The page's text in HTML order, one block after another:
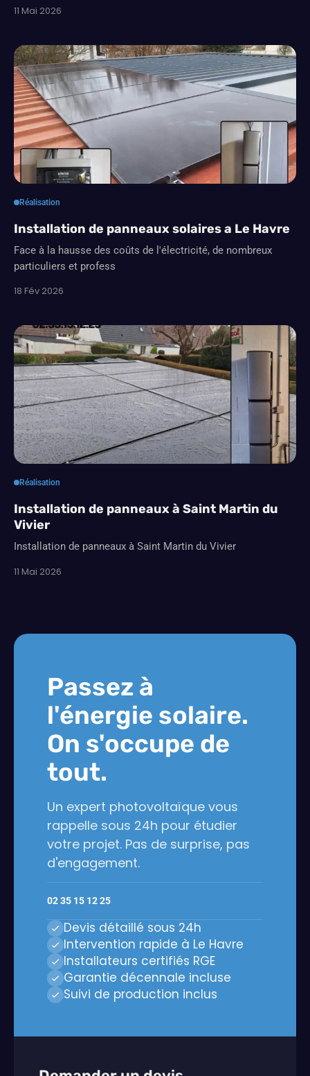
11 Mai 2026
Réalisation
Installation de panneaux solaires a Le Havre
Face à la hausse des coûts de l'électricité, de nombreux
particuliers et profess
18 Fév 2026
Réalisation
Installation de panneaux à Saint Martin du
Vivier
Installation de panneaux à Saint Martin du Vivier
11 Mai 2026
Passez à
l'énergie solaire.
On s'occupe de
tout.
Un expert photovoltaïque vous
rappelle sous 24h pour étudier
votre projet. Pas de surprise, pas
d'engagement.
02 35 15 12 25
Devis détaillé sous 24h
Intervention rapide à Le Havre
Installateurs certifiés RGE
Garantie décennale incluse
Suivi de production inclus